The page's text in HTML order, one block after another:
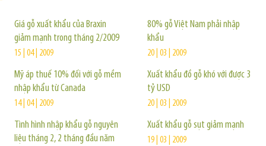
Giá gỗ xuất khẩu của Braxin
giảm mạnh trong tháng 2/2009
15 | 04 | 2009
Mỹ áp thuế 10% đối với gỗ mềm
nhập khẩu từ Canada
14 | 04 | 2009
Tình hình nhập khẩu gỗ nguyên
liệu tháng 2, 2 tháng đầu năm
80% gỗ Việt Nam phải nhập
khẩu
20 | 03 | 2009
Xuất khẩu đồ gỗ khó với được 3
tỷ USD
20 | 03 | 2009
Xuất khẩu gỗ sụt giảm mạnh
19 | 03 | 2009